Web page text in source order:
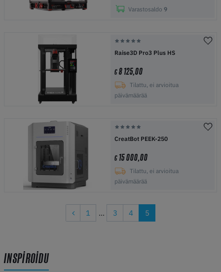
Varastosaldo 9
Raise3D Pro3 Plus HS
€8 125,00
Tilattu, ei arvioitua
päivämäärää
CreatBot PEEK-250
€15 000,00
Tilattu, ei arvioitua
päivämäärää
1 ... 3 4 5
INSPIROIDU